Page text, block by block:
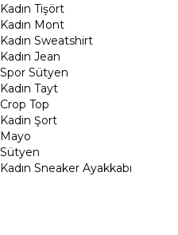
Kadın Tişört
Kadın Mont
Kadın Sweatshirt
Kadın Jean
Spor Sütyen
Kadın Tayt
Crop Top
Kadin Şort
Mayo
Sütyen
Kadın Sneaker Ayakkabı